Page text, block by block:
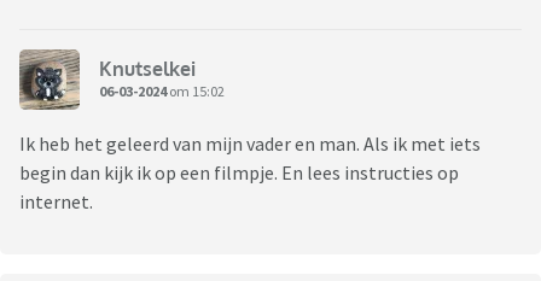
Knutselkei
06-03-2024om 15:02
Ik heb het geleerd van mijn vader en man. Als ik met iets
begin dan kijk ik op een filmpje. En lees instructies op
internet.